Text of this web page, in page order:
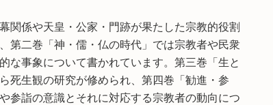
関係や天皇・公家・門跡が果たした宗教的役割
第二巻「神・儒・仏の時代」では宗教者や民衆
な事象について書かれています。第三巻「生と
死生観の研究が修められ、第四巻「勧進・参
参詣の意識とそれに対応する宗教者の動向につ